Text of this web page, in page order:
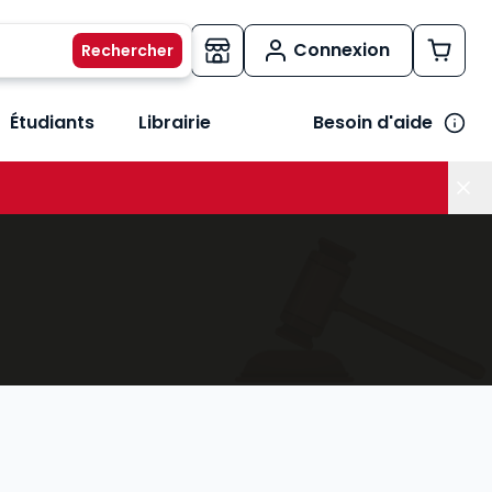
Connexion
métiers
le sous-menu Vos besoins
Étudiants Librairie Besoin d'aide